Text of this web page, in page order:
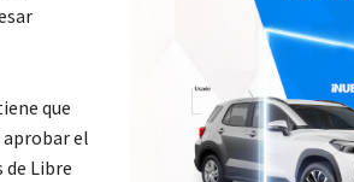
que
el
de Libre